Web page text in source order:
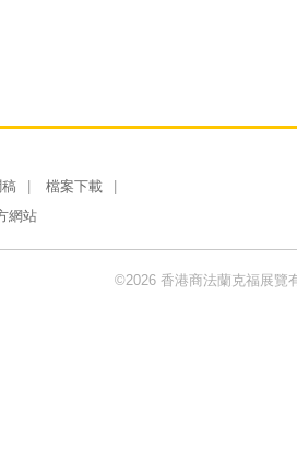
稿
檔案下載
網站
©2026 香港商法蘭克福展覽